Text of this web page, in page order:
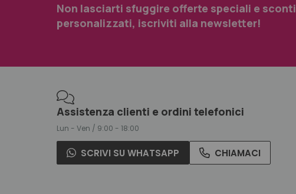
Non lasciarti sfuggire offerte speciali e sconti
personalizzati, iscriviti alla newsletter!
Assistenza clienti e ordini telefonici
Lun - Ven / 9:00 - 18:00
SCRIVI SU WHATSAPP CHIAMACI